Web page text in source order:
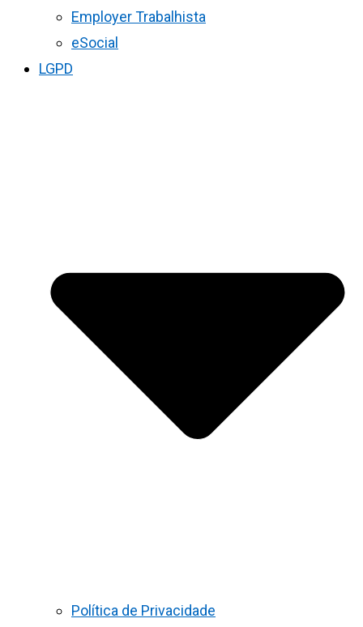
Employer Trabalhista
eSocial
LGPD
Política de Privacidade